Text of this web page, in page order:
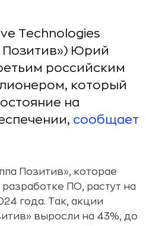
Technologies
Позитив») Юрий
российским
который
на
сообщает
Позитив», которае
ПО, растут на
года. Так, акции
выросли на 43%, до